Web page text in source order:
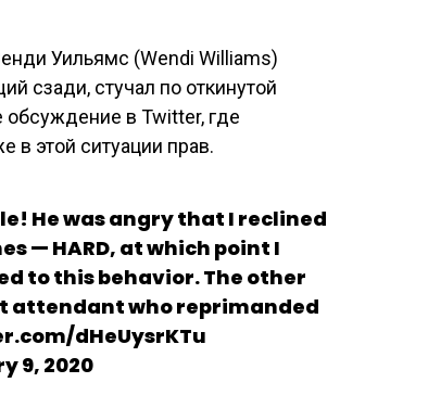
Уильямс (Wendi Williams)
сзади, стучал по откинутой
обсуждение в Twitter, где
в этой ситуации прав.
He was angry that I reclined
— HARD, at which point I
to this behavior. The other
attendant who reprimanded
dHeUysrKTu
9, 2020